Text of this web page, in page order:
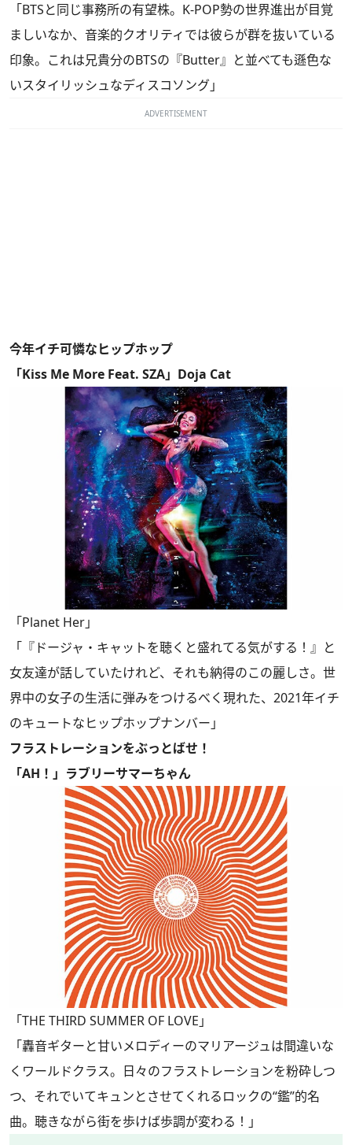
「BTSと同じ事務所の有望株。K-POP勢の世界進出が目覚
ましいなか、音楽的クオリティでは彼らが群を抜いている
印象。これは兄貴分のBTSの『Butter』と並べても遜色な
いスタイリッシュなディスコソング」
ADVERTISEMENT
今年イチ可憐なヒップホップ
「Kiss Me More Feat. SZA」Doja Cat
「Planet Her」
「『ドージャ・キャットを聴くと盛れてる気がする！』と
女友達が話していたけれど、それも納得のこの麗しさ。世
界中の女子の生活に弾みをつけるべく現れた、2021年イチ
のキュートなヒップホップナンバー」
フラストレーションをぶっとばせ！
「AH！」ラブリーサマーちゃん
「THE THIRD SUMMER OF LOVE」
「轟音ギターと甘いメロディーのマリアージュは間違いな
くワールドクラス。日々のフラストレーションを粉砕しつ
つ、それでいてキュンとさせてくれるロックの“鑑”的名
曲。聴きながら街を歩けば歩調が変わる！」